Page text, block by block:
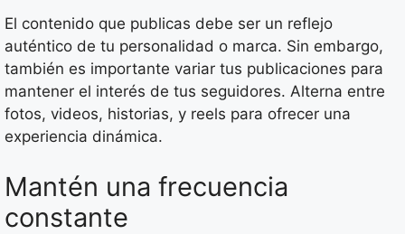
El contenido que publicas debe ser un reflejo
auténtico de tu personalidad o marca. Sin embargo,
también es importante variar tus publicaciones para
mantener el interés de tus seguidores. Alterna entre
fotos, videos, historias, y reels para ofrecer una
experiencia dinámica.
Mantén una frecuencia
constante